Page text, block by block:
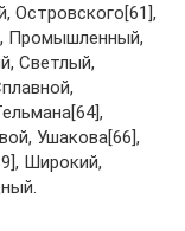
Островского[61],
Промышленный,
Светлый,
Ушакова[66],
Широкий,